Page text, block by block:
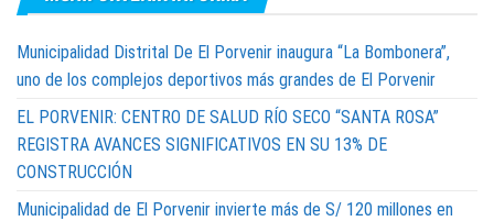
Municipalidad Distrital De El Porvenir inaugura “La Bombonera”,
uno de los complejos deportivos más grandes de El Porvenir
EL PORVENIR: CENTRO DE SALUD RÍO SECO “SANTA ROSA”
REGISTRA AVANCES SIGNIFICATIVOS EN SU 13% DE
CONSTRUCCIÓN
Municipalidad de El Porvenir invierte más de S/ 120 millones en